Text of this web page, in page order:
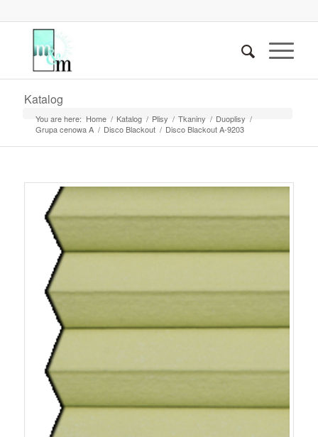
Katalog
You are here: Home / Katalog / Plisy / Tkaniny / Duoplisy /
Grupa cenowa A / Disco Blackout / Disco Blackout A-9203